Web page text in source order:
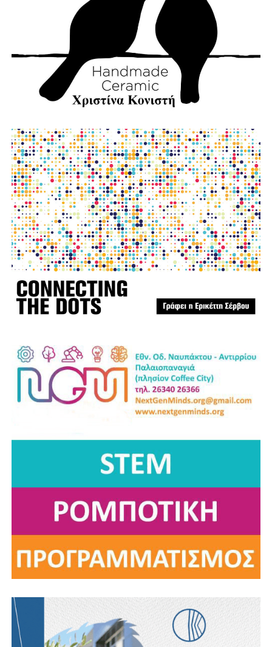
Γιατί η καλύτερη πυρκαγιά είναι εκείνη που δεν θα
εκδηλωθεί ποτέ.
Την ίδια στιγμή, αποτίουμε φόρο τιμής στους
πυροσβέστες που έχασαν τη ζωή τους υπηρετώντας το
καθήκον. Η αυτοθυσία τους μας υπενθυμίζει ότι η
ένας καθημερινός αγώνας που πολλές φορές πληρώνεται
με ανθρώπινες ζωές.
Παράλληλα, εκφράζουμε την αμέριστη συμπαράστασή μας
στους κατοίκους του όμορου Δήμου Δωρίδας, που
δοκιμάστηκαν από τις καταστροφικές πυρκαγιές. Οι
πληγές που αφήνει πίσω της η φωτιά δεν γνωρίζουν
διοικητικά όρια. Είναι πληγές που αφορούν ολόκληρη τη
Στερεά Ελλάδα και απαιτούν αλληλεγγύη, συντονισμό και
κοινή προσπάθεια.
Η Ναυπακτία αξίζει να είναι έτοιμη πριν από την επόμενη
κρίση. Η πρόληψη δεν είναι κόστος. Είναι η μεγαλύτερη
επένδυση στην ανθρώπινη ζωή, στο φυσικό περιβάλλον,
Ανδρέας Χ. Κωνσταντόπουλος
Επικεφαλής της παράταξης “Αλλάζουμε Πλεύση”